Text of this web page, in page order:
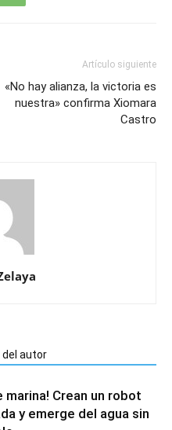
Artículo siguiente
«No hay alianza, la victoria es
nuestra» confirma Xiomara
Castro
del autor
marina! Crean un robot
y emerge del agua sin